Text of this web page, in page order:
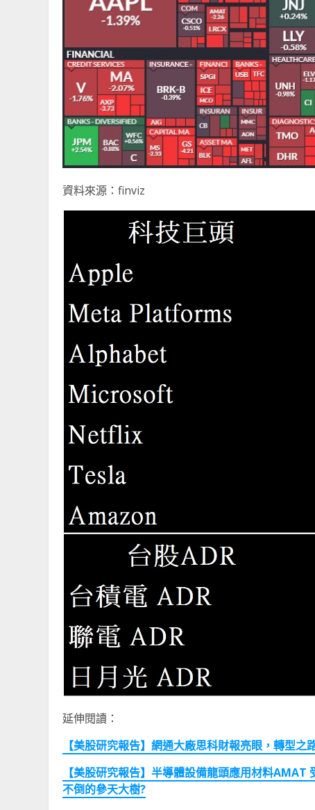
資料來源：finviz
延伸閱讀：
【美股研究報告】網通大廠思科財報亮眼，轉型之
【美股研究報告】半導體設備龍頭應用材料
不倒的參天大樹?